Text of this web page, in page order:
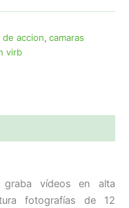
de accion, camaras
virb
vídeos en alta
fotografías de 12